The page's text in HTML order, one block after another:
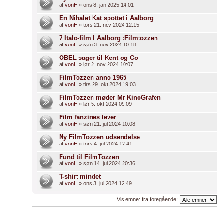
af vonH » ons 8. jan 2025 14:01
En Nihalet Kat spottet i Aalborg
af vonH » tors 21. nov 2024 12:15
7 Italo-film I Aalborg :Filmtozzen
af vonH » søn 3. nov 2024 10:18
OBEL sager til Kent og Co
af vonH » lør 2. nov 2024 10:07
FilmTozzen anno 1965
af vonH » tirs 29. okt 2024 19:03
FilmTozzen møder Mr KinoGrafen
af vonH » lør 5. okt 2024 09:09
Film fanzines lever
af vonH » søn 21. jul 2024 10:08
Ny FilmTozzen udsendelse
af vonH » tors 4. jul 2024 12:41
Fund til FilmTozzen
af vonH » søn 14. jul 2024 20:36
T-shirt mindet
af vonH » ons 3. jul 2024 12:49
Vis emner fra foregående: